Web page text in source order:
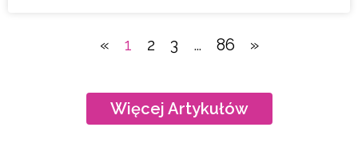
« 1 2 3 … 86 »
Więcej Artykułów